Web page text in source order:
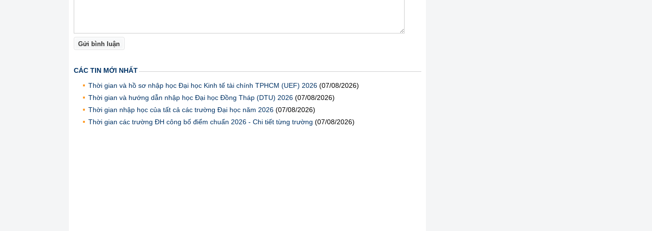
Gửi bình luận
CÁC TIN MỚI NHẤT
Thời gian và hồ sơ nhập học Đại học Kinh tế tài chính TPHCM (UEF) 2026 (07/08/2026)
Thời gian và hướng dẫn nhập học Đại học Đồng Tháp (DTU) 2026 (07/08/2026)
Thời gian nhập học của tất cả các trường Đại học năm 2026 (07/08/2026)
Thời gian các trường ĐH công bố điểm chuẩn 2026 - Chi tiết từng trường (07/08/2026)